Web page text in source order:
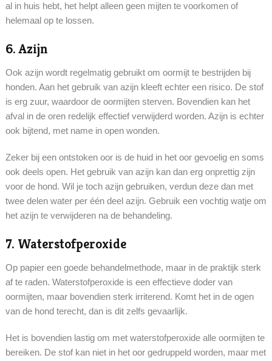
al in huis hebt, het helpt alleen geen mijten te voorkomen of
helemaal op te lossen.
6. Azijn
Ook azijn wordt regelmatig gebruikt om oormijt te bestrijden bij
honden. Aan het gebruik van azijn kleeft echter een risico. De stof
is erg zuur, waardoor de oormijten sterven. Bovendien kan het
afval in de oren redelijk effectief verwijderd worden. Azijn is echter
ook bijtend, met name in open wonden.
Zeker bij een ontstoken oor is de huid in het oor gevoelig en soms
ook deels open. Het gebruik van azijn kan dan erg onprettig zijn
voor de hond. Wil je toch azijn gebruiken, verdun deze dan met
twee delen water per één deel azijn. Gebruik een vochtig watje om
het azijn te verwijderen na de behandeling.
7. Waterstofperoxide
Op papier een goede behandelmethode, maar in de praktijk sterk
af te raden. Waterstofperoxide is een effectieve doder van
oormijten, maar bovendien sterk irriterend. Komt het in de ogen
van de hond terecht, dan is dit zelfs gevaarlijk.
Het is bovendien lastig om met waterstofperoxide alle oormijten te
bereiken. De stof kan niet in het oor gedruppeld worden, maar met